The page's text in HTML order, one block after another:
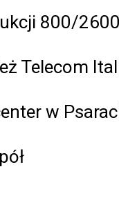
800/
Telecom
w